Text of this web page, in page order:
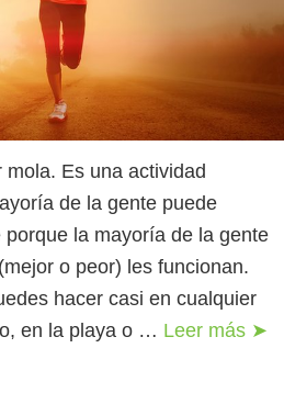
Es una actividad
de la gente puede
la mayoría de la gente
o peor) les funcionan.
hacer casi en cualquier
en la playa o … Leer más ➤